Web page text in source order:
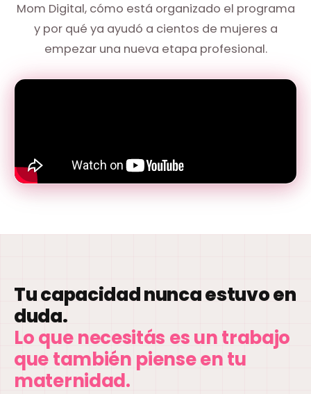
Mom Digital, cómo está organizado el programa
y por qué ya ayudó a cientos de mujeres a
empezar una nueva etapa profesional.
Tu capacidad nunca estuvo en
duda.
Lo que necesitás es un trabajo
que también piense en tu
maternidad.